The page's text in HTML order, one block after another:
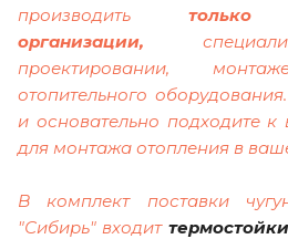
производить только
организации,
проектировании,
отопительного
и основательно подходите к
для монтажа отопления в
В комплект поставки
"Сибирь" входит